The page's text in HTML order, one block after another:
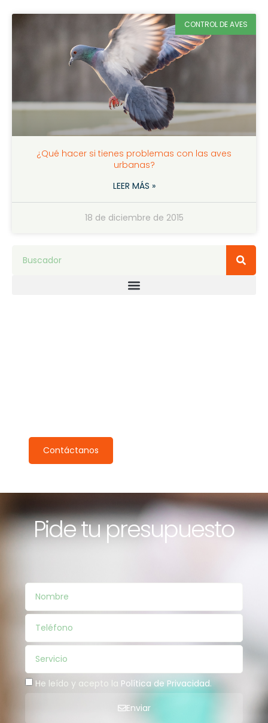
CONTROL DE AVES
¿Qué hacer si tienes problemas con las aves
urbanas?
LEER MÁS »
18 de diciembre de 2015
Contáctanos
Pide tu presupuesto
He leído y acepto la Política de Privacidad.
Enviar